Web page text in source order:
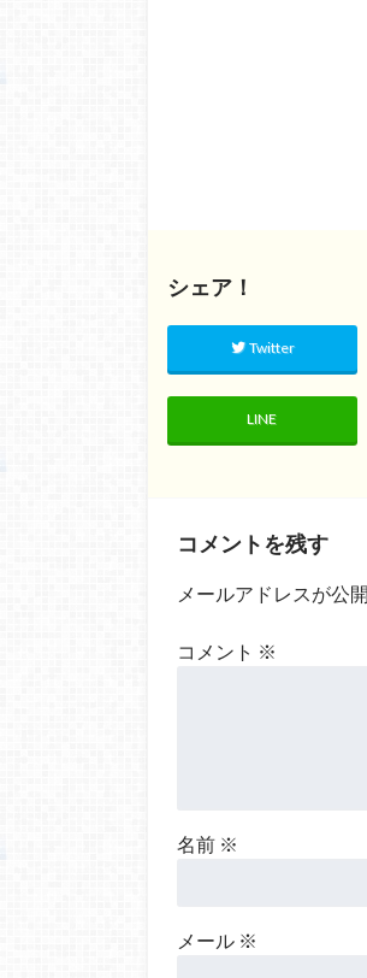
シェア！
Twitter
LINE
コメントを残す
メールアドレスが公
コメント ※
名前 ※
メール ※